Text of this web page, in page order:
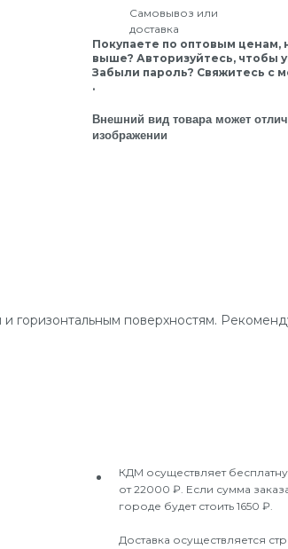
Самовывоз или
доставка
Покупаете по оптовым ценам,
выше? Авторизуйтесь, чтобы
Забыли пароль? Свяжитесь с
.
Внешний вид товара может
изображении
поверхностям.
КДМ осуществляет
от 22000 ₽. Если сумма
городе будет стоить 1650 ₽.
Доставка осуществляется